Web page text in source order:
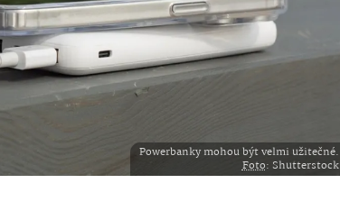
Powerbanky mohou být velmi užitečné.
Foto: Shutterstock